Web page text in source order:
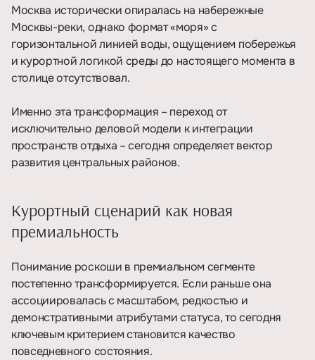
Москва исторически опиралась на набережные
Москвы-реки, однако формат «моря» с
горизонтальной линией воды, ощущением побережья
и курортной логикой среды до настоящего момента в
столице отсутствовал.
Именно эта трансформация – переход от
исключительно деловой модели к интеграции
пространств отдыха – сегодня определяет вектор
развития центральных районов.
Курортный сценарий как новая
премиальность
Понимание роскоши в премиальном сегменте
постепенно трансформируется. Если раньше она
ассоциировалась с масштабом, редкостью и
демонстративными атрибутами статуса, то сегодня
ключевым критерием становится качество
повседневного состояния.